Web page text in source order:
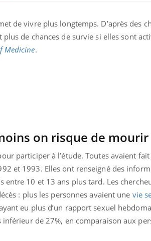
de vivre plus longtemps. D’après des
plus de chances de survie si elles sont
Medicine.
on risque de mourir
participer à l’étude. Toutes avaient
et 1993. Elles ont renseigné des
10 et 13 ans plus tard. Les
: plus les personnes avaient une vie
eu plus d’un rapport sexuel
de 27%, en comparaison aux